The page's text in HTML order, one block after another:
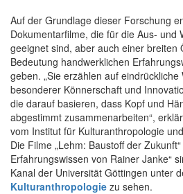
Auf der Grundlage dieser Forschung
Dokumentarfilme, die für die Aus- und
geeignet sind, aber auch einer breiten
Bedeutung handwerklichen
geben. „Sie erzählen auf eindrückliche
besonderer Könnerschaft und
die darauf basieren, dass Kopf und
abgestimmt zusammenarbeiten“,
vom Institut für Kulturanthropologie
Die Filme „Lehm: Baustoff der
Erfahrungswissen von Rainer Janke“
Kanal der Universität Göttingen unter
Kulturanthropologie zu sehen.